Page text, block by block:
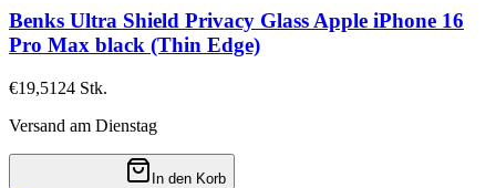
Benks Ultra Shield Privacy Glass Apple iPhone 16
Pro Max black (Thin Edge)
€19,51 24 Stk.
Versand am Dienstag
In den Korb